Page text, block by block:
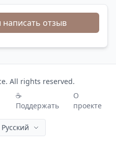
отзыв
All rights reserved.
☕
Поддержать
О
проекте
Русский